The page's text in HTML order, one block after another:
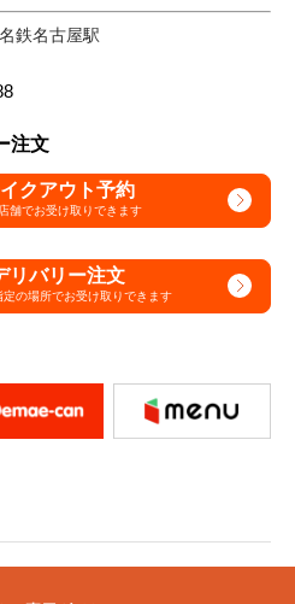
鉄名古屋駅
注文
クアウト予約
店舗でお受け取りできます
リバリー注文
定の場所でお受け取りできます